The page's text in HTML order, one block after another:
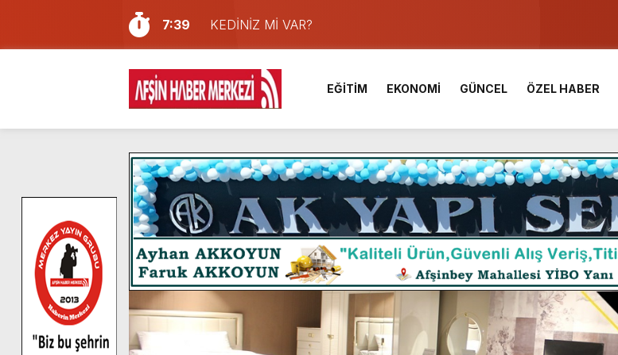
7:39
KEDİNİZ Mİ VAR?
7:27
Cumhurbaşkanı Erdoğan, Ayser Çalık Ortaokulu Şehitlerinin Aileleriyle
13:57
Afşin Heyetinden Kaymakam Muammer Sarıdoğan’a Beşikdüzü’nde
10:34
Vatandaşlardan Ağustos Fuarı’na Tam Not.
16:48
Pusula Maraş Kamplarında 2 Bin Genç Doğa ve Bilimle Buluştu.
16:46
Pusula Maraş’ın Akademik Desteği Türkiye Derecesi Getirdi.
9:47
Afşin’de Orjinal deri işçiliği hediyelik eşya satışı Yunus Dağdelen
8:37
Başkan Furkan Kılınç: “Bu birliktelik, Afşin Spor’un en büyük gücüdür.”
4:28
Başkan Görgel, Kahramanmaraş Kalesinde çalışmaları yerinde inceledi.
14:05
Madrigal, Perşembe Günü KAFUM’da Sahne Alacak.
EĞİTİM EKONOMİ GÜNCEL ÖZEL HABER